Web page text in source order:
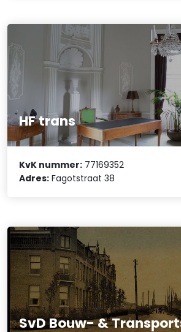
HF trans
KvK nummer: 77169352
Adres: Fagotstraat 38
SvD Bouw- &